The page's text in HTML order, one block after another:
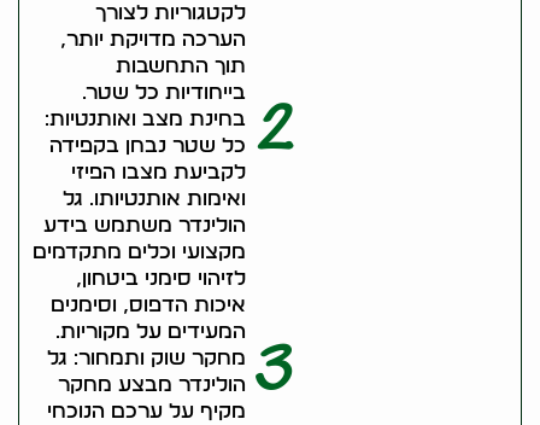
לקטגוריות לצורך
הערכה מדויקת יותר,
תוך התחשבות
בייחודיות כל שטר.
2 בחינת מצב ואותנטיות:
כל שטר נבחן בקפידה
לקביעת מצבו הפיזי
ואימות אותנטיותו. גל
הולינדר משתמש בידע
מקצועי וכלים מתקדמים
לזיהוי סימני ביטחון,
איכות הדפוס, וסימנים
המעידים על מקוריות.
3
מחקר שוק ותמחור: גל
הולינדר מבצע מחקר
מקיף על ערכם הנוכחי